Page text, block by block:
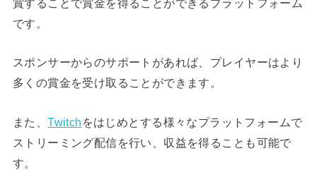
賞することで賞金を得ることができるプラットフォーム
です。
スポンサーからのサポートがあれば、プレイヤーはより
多くの賞金を受け取ることができます。
また、Twitch をはじめとする様々なプラットフォームで
ストリーミング配信を行い、収益を得ることも可能で
す。